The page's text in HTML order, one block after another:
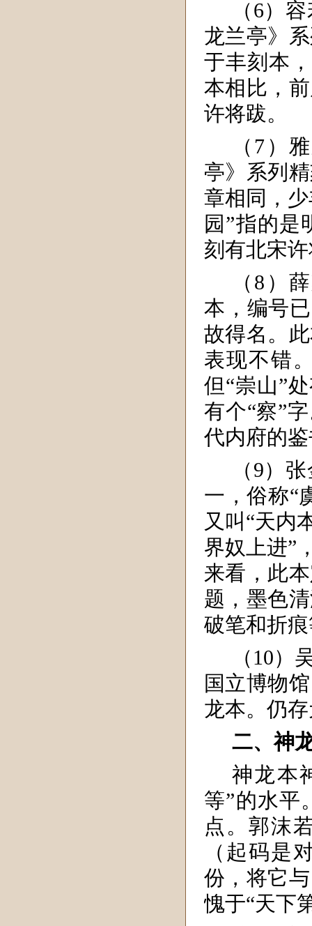
（6）
龙兰亭》
于丰刻本
本相比，
许将跋。
（7）
亭》系列
章相同，
园”指的是
刻有北宋
（8）
本，编号
故得名。
表现不错
但“崇山”
有个“察”
代内府的
（9）
一，俗称“
又叫“天内
界奴上进”
来看，此
题，墨色
破笔和折
（10）
国立博物
龙本。仍
二、神
神龙本
等”的水平
点。郭沫
（起码是
份，将它
愧于“天下